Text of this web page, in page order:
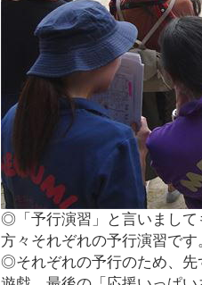
◎「予行演習」と言いまして
方々それぞれの予行演習です
◎それぞれの予行のため、先